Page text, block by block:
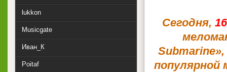
Сегодня,
популярной
lukkon
Musicgate
Иван_К
Poitaf